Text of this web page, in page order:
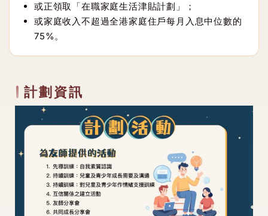
或正領取「在職家庭生活津貼計劃」；
或家庭收入不超過全港家庭住戶每月入息中位數的
75%。
計劃資訊